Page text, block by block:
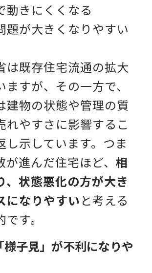
動きにくくなる
題が大きくなりやすい
は既存住宅流通の拡大
ますが、その一方で、
建物の状態や管理の質
れやすさに影響するこ
し示しています。つま
が進んだ住宅ほど、 相
、状態悪化の方が大き
になりやすい と考える
す。
様子見」が不利になりや